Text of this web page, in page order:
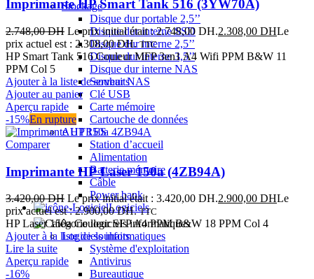
Stockage
Disque dur portable 2,5’’
Disque dur interne SSD
Disque dur interne 2,5’’
Disque dur interne 3,5’’
Disque dur interne NAS
Serveur NAS
Clé USB
Carte mémoire
Cartouche de données
AUTRES
Station d’accueil
Alimentation
Batterie mémoire
Câble
Power bank
Logiciels
Logiciels informatiques
Système d'exploitation
Antivirus
Bureautique
Imprimante HP Smart Tank 516 (3YW70A)
2.748,00DH Le prix initial était : 2.748,00 DH.2.308,00 DHLe
prix actuel est : 2.308,00 DH. TTC
HP Smart Tank 516 Couleur MFP 3en1 A4 Wifi PPM B&W 11
PPM Col 5
Ajouter à la liste de souhaits
Ajouter au panier
Aperçu rapide
-15%En rupture
Comparer
Imprimante HP Laser 150a (4ZB94A)
3.420,00DH Le prix initial était : 3.420,00 DH.2.900,00 DHLe
prix actuel est : 2.900,00 DH. TTC
HP Laser 150a Couleur SFP A4 PPM B&W 18 PPM Col 4
Ajouter à la liste de souhaits
Lire la suite
Aperçu rapide
-16%